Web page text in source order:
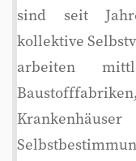
sind seit
kollektive
arbeiten